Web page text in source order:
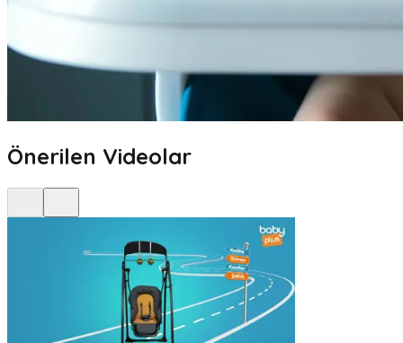
Önerilen Videolar